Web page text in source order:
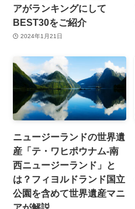
アがランキングにして
BEST30をご紹介
2024年1月21日
ニュージーランドの世界遺
産「テ・ワヒポウナム-南
西ニュージーランド」と
は？フィヨルドランド国立
公園を含めて世界遺産マニ